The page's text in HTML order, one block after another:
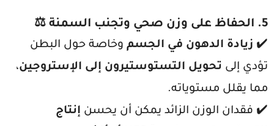
5. الحفاظ على وزن صحي وتجنب السمنة
⚖️
✔️ زيادة الدهون في الجسم وخاصة حول البطن
تؤدي إلى تحويل التستوستيرون إلى الإستروجين،
مما يقلل مستوياته.
✔️ فقدان الوزن الزائد يمكن أن يحسن إنتاج